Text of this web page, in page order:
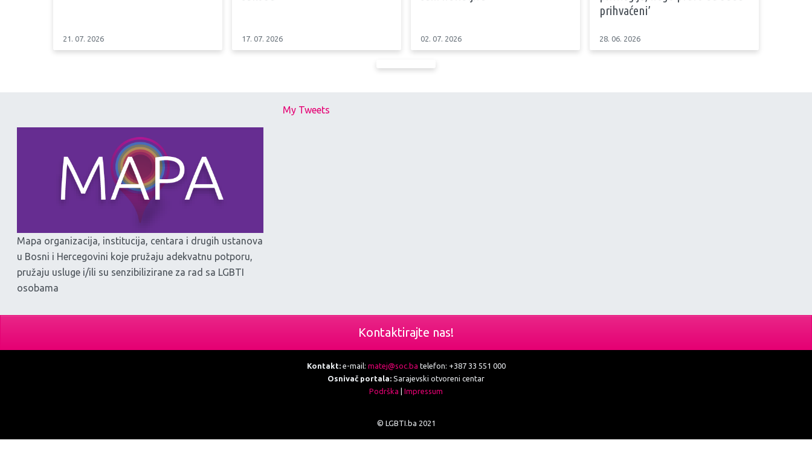
21. 07. 2026 17. 07. 2026 02. 07. 2026
prihvaćeni’
28. 06. 2026
Mapa organizacija, institucija, centara i drugih ustanova
u Bosni i Hercegovini koje pružaju adekvatnu potporu,
pružaju usluge i/ili su senzibilizirane za rad sa LGBTI
osobama
My Tweets
Kontaktirajte nas!
Kontakt:e-mail: matej@soc.ba telefon: +387 33 551 000
Osnivač portala: Sarajevski otvoreni centar
Podrška
Impressum
© LGBTI.ba 2021